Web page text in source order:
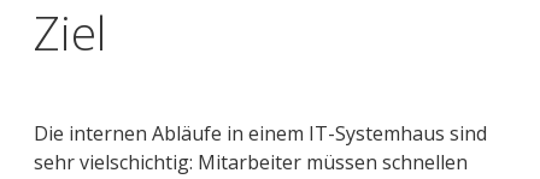
Ziel
Die internen Abläufe in einem IT-Systemhaus sind
sehr vielschichtig: Mitarbeiter müssen schnellen